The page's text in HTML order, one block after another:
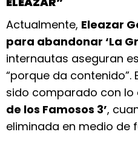
Actualmente, Eleazar
para abandonar ‘La
internautas aseguran
“porque da contenido”.
sido comparado con lo
de los Famosos 3’,
eliminada en medio de